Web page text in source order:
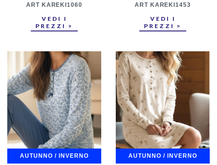
ART KAREKI1060
VEDI I
PREZZI >
ART KAREKI1453
VEDI I
PREZZI >
AUTUNNO / INVERNO AUTUNNO / INVERNO